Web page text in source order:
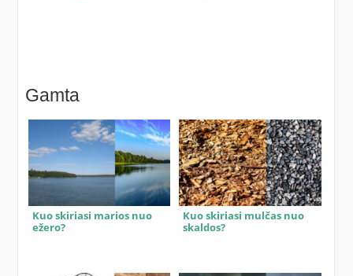
Gamta
Kuo skiriasi marios nuo
ežero?
Kuo skiriasi mulčas nuo
skaldos?